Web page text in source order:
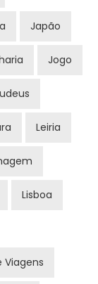
Japão
Jogo
Leiria
Lisboa
Viagens